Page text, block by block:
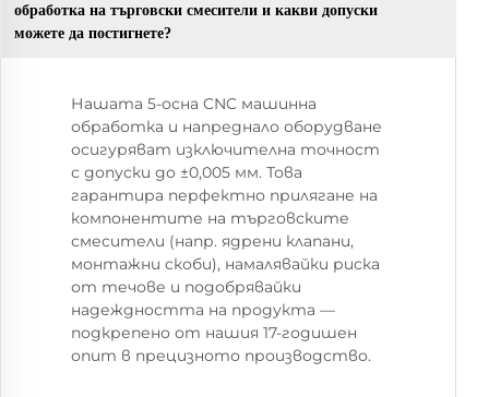
обработка на търговски смесители и какви допуски
можете да постигнете?
Нашата 5-осна CNC машинна
обработка и напреднало оборудване
осигуряват изключителна точност
с допуски до ±0,005 мм. Това
гарантира перфектно прилягане на
компонентите на търговските
смесители (напр. ядрени клапани,
монтажни скоби), намалявайки риска
от течове и подобрявайки
надеждността на продукта —
подкрепено от нашия 17-годишен
опит в прецизното производство.